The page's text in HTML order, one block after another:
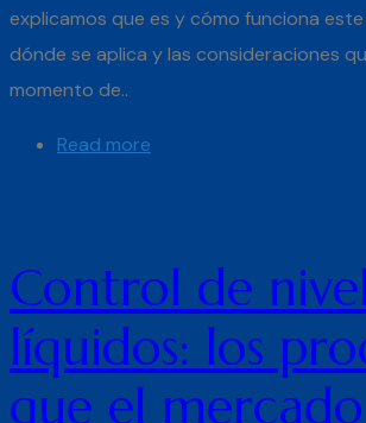
explicamos que es y cómo funciona
dónde se aplica y las consideraciones
momento de..
Read more
Control de
líquidos: los
que el